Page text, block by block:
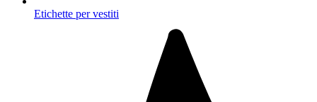
Etichette per vestiti